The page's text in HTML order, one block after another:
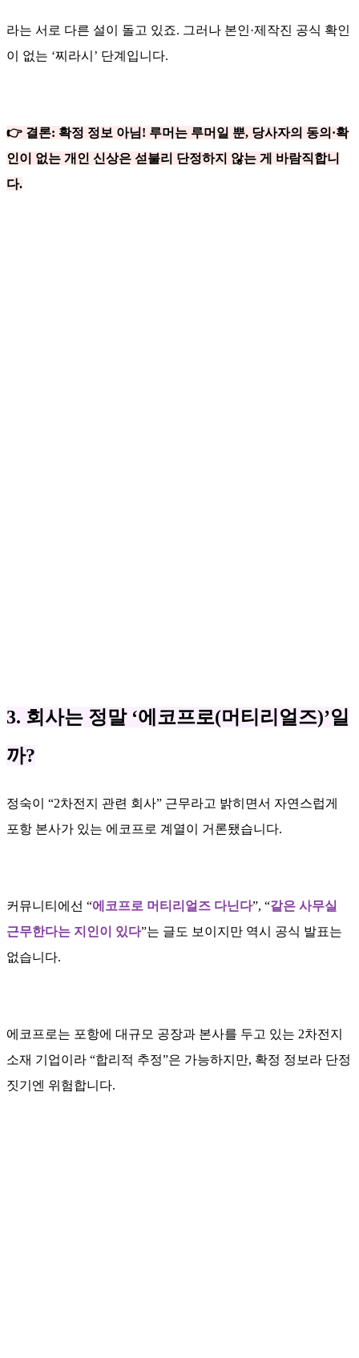
라는 서로 다른 설이 돌고 있죠. 그러나 본인·제작진 공식 확인
이 없는 ‘찌라시’ 단계입니다.
👉 결론: 확정 정보 아님! 루머는 루머일 뿐, 당사자의 동의·확
인이 없는 개인 신상은 섣불리 단정하지 않는 게 바람직합니
다.
3. 회사는 정말 ‘에코프로(머티리얼즈)’일
까?
정숙이 “2차전지 관련 회사” 근무라고 밝히면서 자연스럽게
포항 본사가 있는 에코프로 계열이 거론됐습니다.
커뮤니티에선 “에코프로 머티리얼즈 다닌다”, “같은 사무실
근무한다는 지인이 있다”는 글도 보이지만 역시 공식 발표는
없습니다.
에코프로는 포항에 대규모 공장과 본사를 두고 있는 2차전지
소재 기업이라 “합리적 추정”은 가능하지만, 확정 정보라 단정
짓기엔 위험합니다.